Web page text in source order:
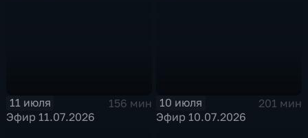
11 июля
156 мин
Эфир 11.07.2026
10 июля
201 мин
Эфир 10.07.2026